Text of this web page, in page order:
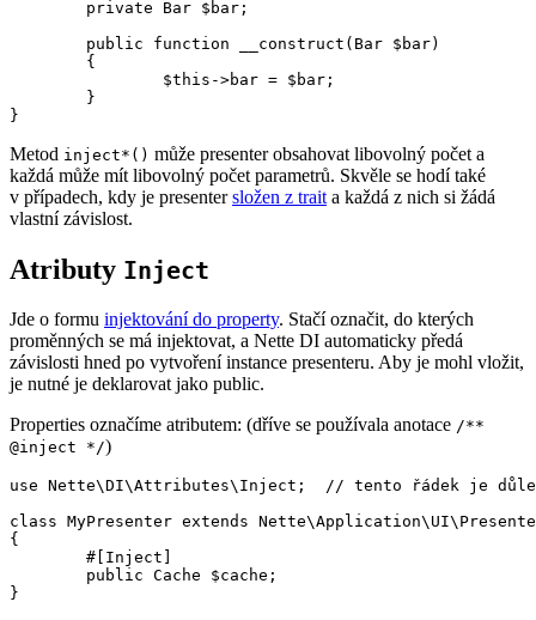
Metod inject*() může presenter obsahovat libovolný počet a
každá může mít libovolný počet parametrů. Skvěle se hodí také
v případech, kdy je presentersložen z trait a každá z nich si žádá
vlastní závislost.
Atributy Inject
Jde o formu injektování do property. Stačí označit, do kterých
proměnných se má injektovat, a Nette DI automaticky předá
závislosti hned po vytvoření instance presenteru. Aby je mohl vložit,
je nutné je deklarovat jako public.
Properties označíme atributem: (dříve se používala anotace /**
@inject */)
use Nette\DI\Attributes\Inject;  // tento řádek je
class MyPresenter extends
{